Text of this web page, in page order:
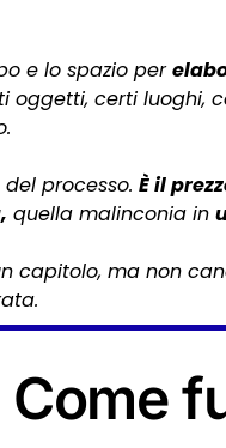
e lo spazio per
oggetti, certi luoghi,
processo. È il
quella malinconia in
capitolo, ma non
Come